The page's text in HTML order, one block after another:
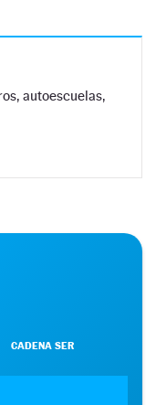
autoescuelas,
CADENA SER